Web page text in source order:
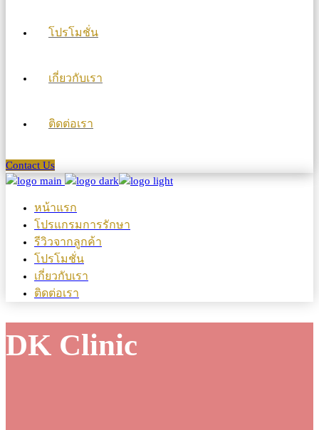
โปรโมชั่น
เกี่ยวกับเรา
ติดต่อเรา
Contact Us
หน้าแรก
โปรแกรมการรักษา
รีวิวจากลูกค้า
โปรโมชั่น
เกี่ยวกับเรา
ติดต่อเรา
DK Clinic